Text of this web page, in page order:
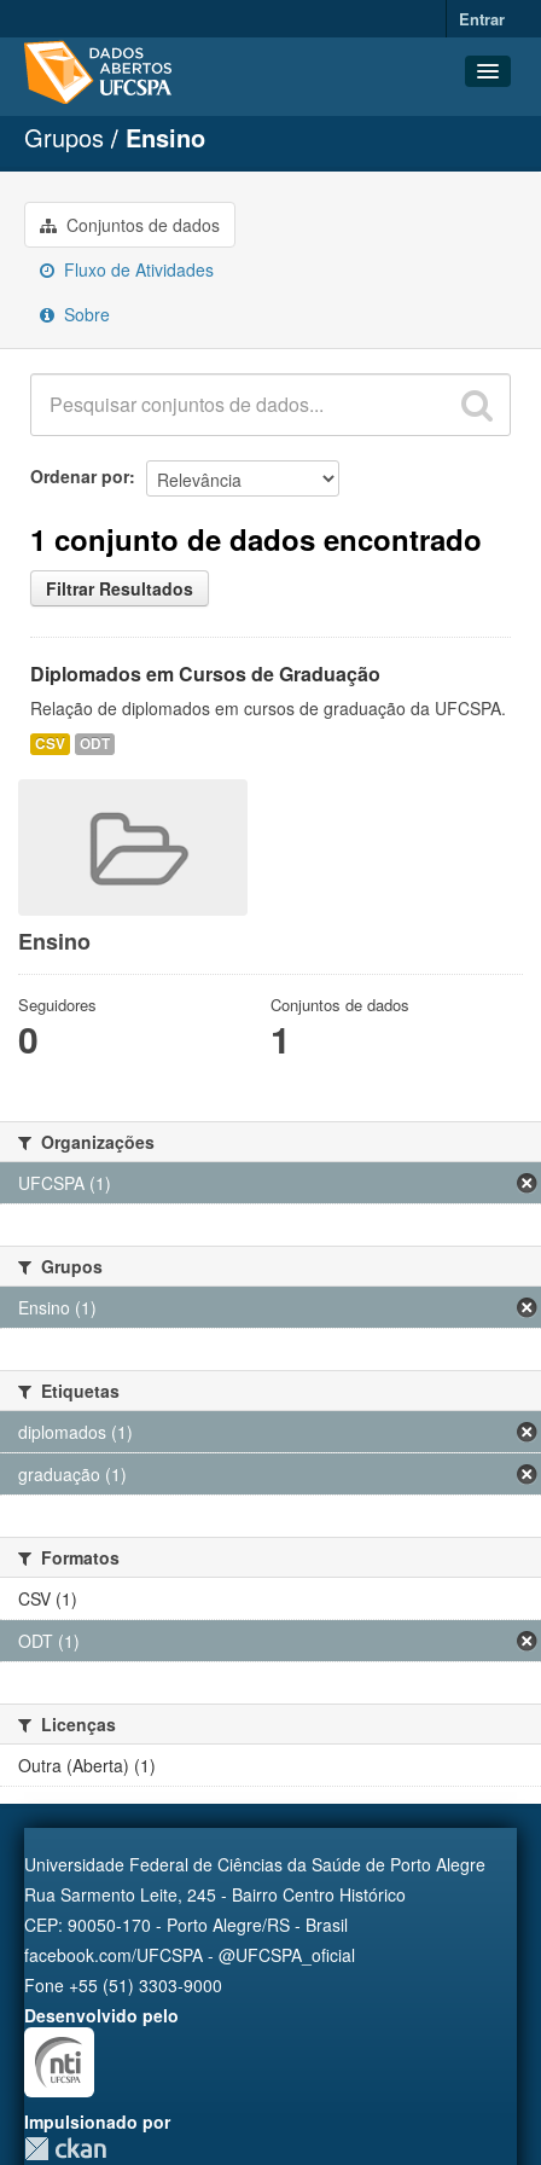
Entrar
Conjuntos de dados
Organizações
Grupos
Sobre
Grupos Ensino
Conjuntos de dados
Fluxo de Atividades
Sobre
Ordenar por
1 conjunto de dados encontrado
Filtrar Resultados
Diplomados em Cursos de Graduação
Relação de diplomados em cursos de graduação da UFCSPA.
CSV ODT
Ensino
Seguidores
0
Conjuntos de dados
1
Organizações
UFCSPA (1)
Grupos
Ensino (1)
Etiquetas
diplomados (1)
graduação (1)
Formatos
CSV (1)
ODT (1)
Licenças
Outra (Aberta) (1)
Universidade Federal de Ciências da Saúde de Porto Alegre
Rua Sarmento Leite, 245 - Bairro Centro Histórico
CEP: 90050-170 - Porto Alegre/RS - Brasil
facebook.com/UFCSPA - @UFCSPA_oficial
Fone +55 (51) 3303-9000
Desenvolvido pelo
Impulsionado por